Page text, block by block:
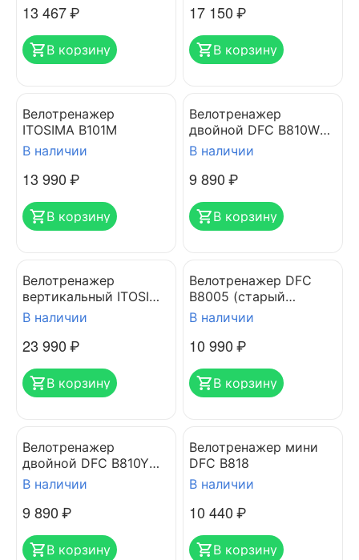
13 467₽
В корзину
17 150₽
В корзину
Велотренажер
ITOSIMA B101M
В наличии
13 990₽
В корзину
Велотренажер
двойной DFC B810W
dual bike
В наличии
9 890₽
В корзину
Велотренажер
вертикальный ITOSIMA
B110M
В наличии
23 990₽
В корзину
Велотренажер DFC
B8005 (старый
артикул M8005)
В наличии
10 990₽
В корзину
Велотренажер
двойной DFC B810Y
dual bike
В наличии
9 890₽
В корзину
Велотренажер мини
DFC B818
В наличии
10 440₽
В корзину